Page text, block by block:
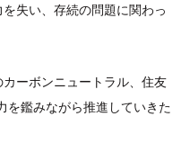
失い、存続の問題に関わっ
ーボンニュートラル、住友
を鑑みながら推進していきた